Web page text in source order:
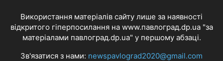
Використання матеріалів сайту лише за наявності
відкритого гіперпосилання на www.павлоград.dp.ua "за
матеріалами павлоград.dp.ua" у першому абзаці.
Зв'язатися з нами: newspavlograd2020@gmail.com